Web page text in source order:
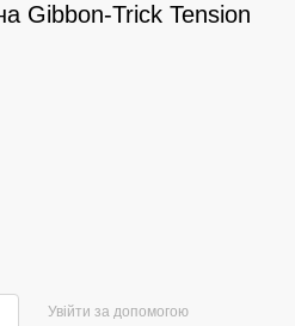
Gibbon-Trick Tension
Увійти за допомогою